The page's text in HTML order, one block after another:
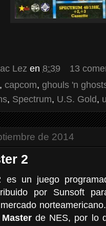
Lez en 8:39
13
, capcom, ghouls 'n
, Spectrum, U.S. Gold,
de 2014
2
es un juego
por Sunsoft
de NES, por lo